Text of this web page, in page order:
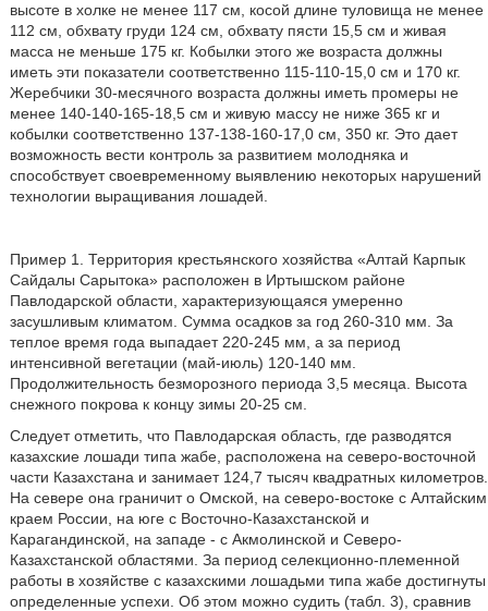
высоте в холке не менее 117 см, косой длине туловища не менее
112 см, обхвату груди 124 см, обхвату пясти 15,5 см и живая
масса не меньше 175 кг. Кобылки этого же возраста должны
иметь эти показатели соответственно 115-110-15,0 см и 170 кг.
Жеребчики 30-месячного возраста должны иметь промеры не
менее 140-140-165-18,5 см и живую массу не ниже 365 кг и
кобылки соответственно 137-138-160-17,0 см, 350 кг. Это дает
возможность вести контроль за развитием молодняка и
способствует своевременному выявлению некоторых нарушений
технологии выращивания лошадей.
Пример 1. Территория крестьянского хозяйства «Алтай Карпык
Сайдалы Сарытока» расположен в Иртышском районе
Павлодарской области, характеризующаяся умеренно
засушливым климатом. Сумма осадков за год 260-310 мм. За
теплое время года выпадает 220-245 мм, а за период
интенсивной вегетации (май-июль) 120-140 мм.
Продолжительность безморозного периода 3,5 месяца. Высота
снежного покрова к концу зимы 20-25 см.
Следует отметить, что Павлодарская область, где разводятся
казахские лошади типа жабе, расположена на северо-восточной
части Казахстана и занимает 124,7 тысяч квадратных километров.
На севере она граничит о Омской, на северо-востоке с Алтайским
краем России, на юге с Восточно-Казахстанской и
Карагандинской, на западе - с Акмолинской и Северо-
Казахстанской областями. За период селекционно-племенной
работы в хозяйстве с казахскими лошадьми типа жабе достигнуты
определенные успехи. Об этом можно судить (табл. 3), сравнив